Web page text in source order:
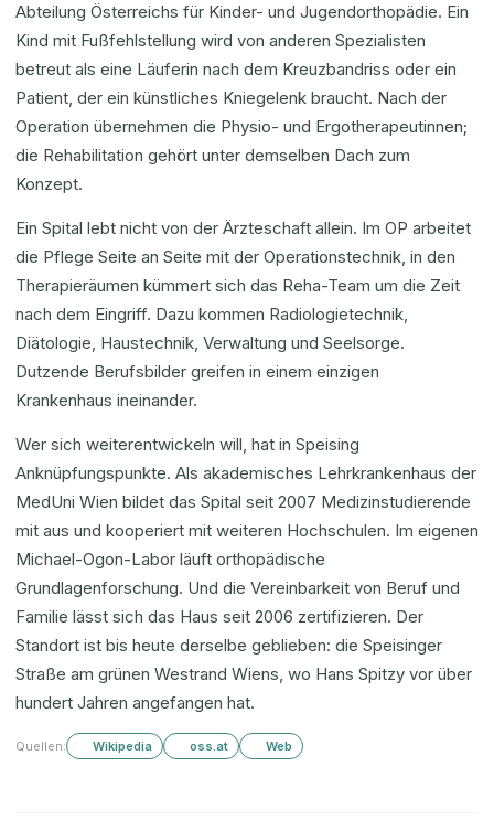
Abteilung Österreichs für Kinder- und Jugendorthopädie. Ein
Kind mit Fußfehlstellung wird von anderen Spezialisten
betreut als eine Läuferin nach dem Kreuzbandriss oder ein
Patient, der ein künstliches Kniegelenk braucht. Nach der
Operation übernehmen die Physio- und Ergotherapeutinnen;
die Rehabilitation gehört unter demselben Dach zum
Konzept.
Ein Spital lebt nicht von der Ärzteschaft allein. Im OP arbeitet
die Pflege Seite an Seite mit der Operationstechnik, in den
Therapieräumen kümmert sich das Reha-Team um die Zeit
nach dem Eingriff. Dazu kommen Radiologietechnik,
Diätologie, Haustechnik, Verwaltung und Seelsorge.
Dutzende Berufsbilder greifen in einem einzigen
Krankenhaus ineinander.
Wer sich weiterentwickeln will, hat in Speising
Anknüpfungspunkte. Als akademisches Lehrkrankenhaus der
MedUni Wien bildet das Spital seit 2007 Medizinstudierende
mit aus und kooperiert mit weiteren Hochschulen. Im eigenen
Michael-Ogon-Labor läuft orthopädische
Grundlagenforschung. Und die Vereinbarkeit von Beruf und
Familie lässt sich das Haus seit 2006 zertifizieren. Der
Standort ist bis heute derselbe geblieben: die Speisinger
Straße am grünen Westrand Wiens, wo Hans Spitzy vor über
hundert Jahren angefangen hat.
Quellen: Wikipedia oss.at Web